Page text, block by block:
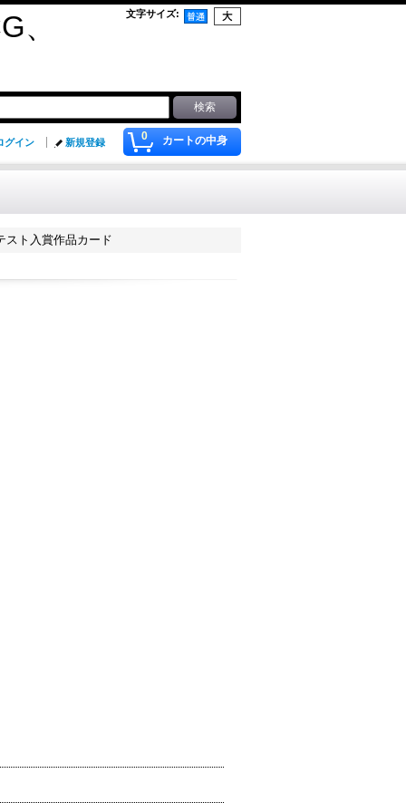
、 文字サイズ:
0 カートの中身
グイン 新規登録
スト入賞作品カード